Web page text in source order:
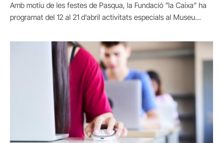
Amb motiu de les festes de Pasqua, la Fundació ”la Caixa” ha
programat del 12 al 21 d’abril activitats especials al Museu…